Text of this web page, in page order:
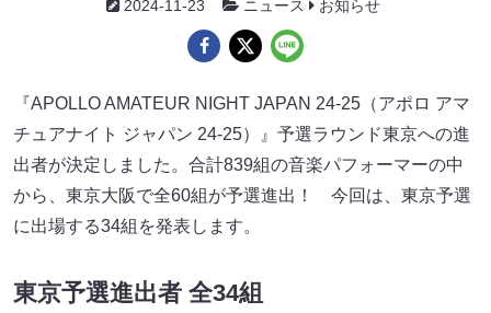
2024-11-23 ニュース お知らせ
『APOLLO AMATEUR NIGHT JAPAN 24-25（アポロ アマ
チュアナイト ジャパン 24‐25）』予選ラウンド東京への進
出者が決定しました。合計839組の音楽パフォーマーの中
から、東京大阪で全60組が予選進出！ 今回は、東京予選
に出場する34組を発表します。
東京予選進出者 全34組